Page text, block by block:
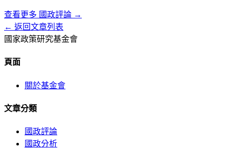
查看更多 國政評論 →
← 返回文章列表
國家政策研究基金會
頁面
關於基金會
文章分類
國政評論
國政分析